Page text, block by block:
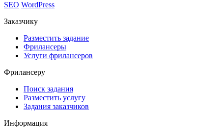
SEO WordPress
Заказчику
Разместить задание
Фрилансеры
Услуги фрилансеров
Фрилансеру
Поиск задания
Разместить услугу
Задания заказчиков
Информация